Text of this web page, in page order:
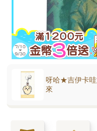
呀哈★吉伊卡哇
來